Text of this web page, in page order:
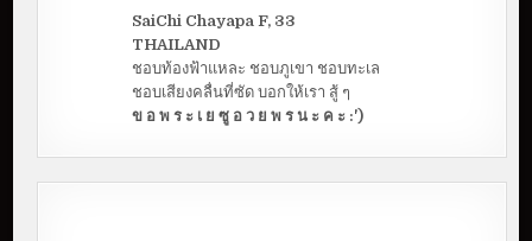
SaiChi Chayapa F, 33
THAILAND
ชอบท้องฟ้าแหละ ชอบภูเขา ชอบทะเล
ชอบเสียงคลื่นที่ซัด บอกให้เรา สู้ ๆ
ข อ พ ร ะ เ ย ซู อ ว ย พ ร น ะ ค ะ :')